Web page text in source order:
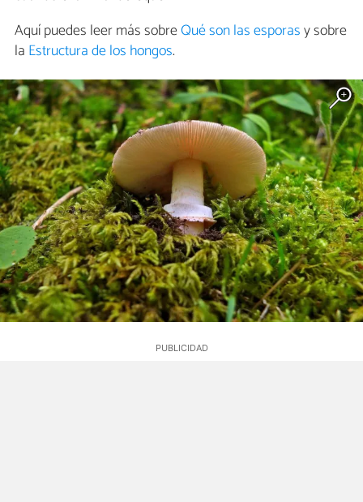
Aquí puedes leer más sobreQué son las esporasy sobre
la Estructura de los hongos.